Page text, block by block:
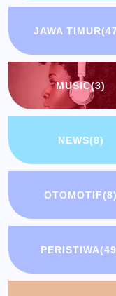
JAWA TIMUR
MUSIC(3)
NEWS(8)
OTOMOTIF(8)
PERISTIWA